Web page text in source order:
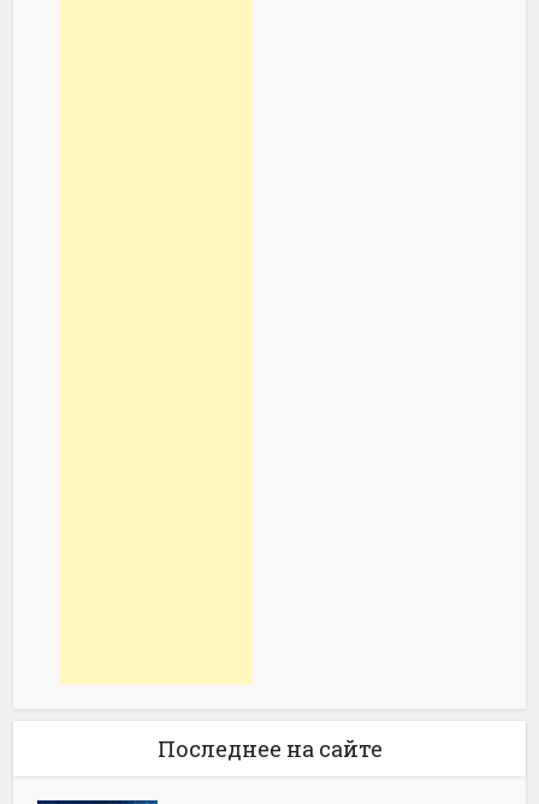
Последнее на сайте